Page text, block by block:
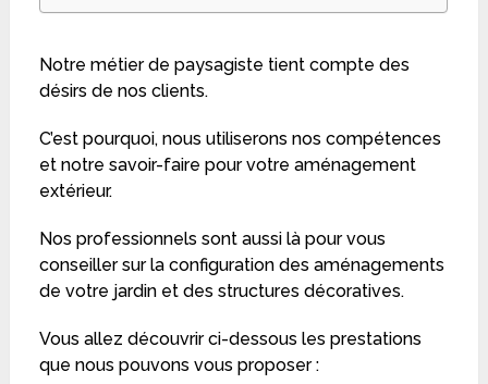
Notre métier de paysagiste tient compte des
désirs de nos clients.
C’est pourquoi, nous utiliserons nos compétences
et notre savoir-faire pour votre aménagement
extérieur.
Nos professionnels sont aussi là pour vous
conseiller sur la configuration des aménagements
de votre jardin et des structures décoratives.
Vous allez découvrir ci-dessous les prestations
que nous pouvons vous proposer :